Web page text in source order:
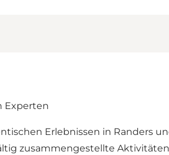
Experten
Erlebnissen in Randers
zusammengestellte